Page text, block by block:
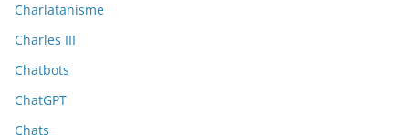
Charlatanisme
Charles III
Chatbots
ChatGPT
Chats